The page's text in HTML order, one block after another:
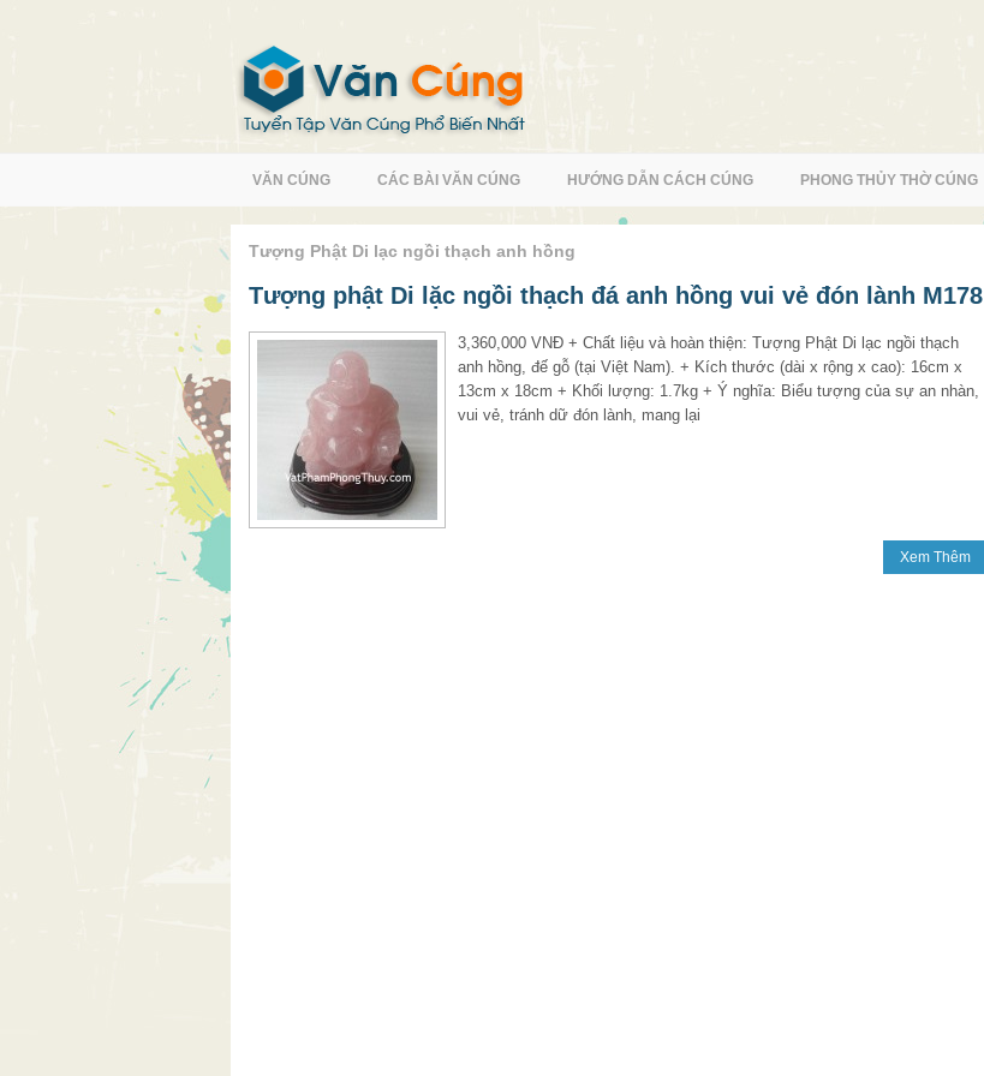
VĂN CÚNG CÁC BÀI VĂN CÚNG HƯỚNG DẪN CÁCH CÚNG PHONG THỦY THỜ CÚNG
Tượng Phật Di lạc ngồi thạch anh hồng
Tượng phật Di lặc ngồi thạch đá anh hồng vui vẻ đón lành M178
3,360,000 VNĐ + Chất liệu và hoàn thiện: Tượng Phật Di lạc ngồi thạch
anh hồng, đế gỗ (tại Việt Nam). + Kích thước (dài x rộng x cao): 16cm x
13cm x 18cm + Khối lượng: 1.7kg + Ý nghĩa: Biểu tượng của sự an nhàn,
vui vẻ, tránh dữ đón lành, mang lại
Xem Thêm